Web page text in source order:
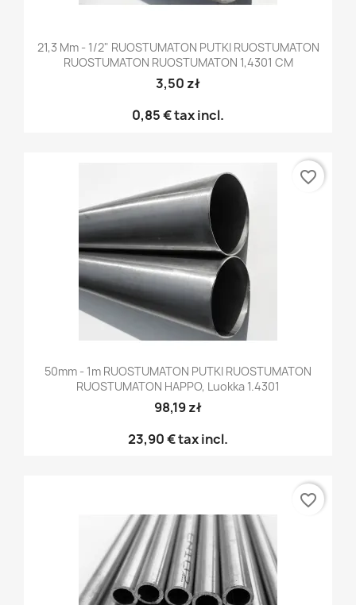
21,3 Mm - 1/2" RUOSTUMATON PUTKI RUOSTUMATON
RUOSTUMATON RUOSTUMATON 1,4301 CM
3,50 zł
0,85 €tax incl.
50mm - 1m RUOSTUMATON PUTKI RUOSTUMATON
RUOSTUMATON HAPPO, Luokka 1.4301
98,19 zł
23,90 €tax incl.
favorite_border
favorite_border